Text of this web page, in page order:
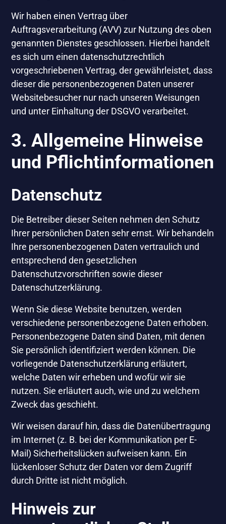
Wir haben einen Vertrag über
Auftragsverarbeitung (AVV) zur Nutzung des oben
genannten Dienstes geschlossen. Hierbei handelt
es sich um einen datenschutzrechtlich
vorgeschriebenen Vertrag, der gewährleistet, dass
dieser die personenbezogenen Daten unserer
Websitebesucher nur nach unseren Weisungen
und unter Einhaltung der DSGVO verarbeitet.
3. Allgemeine Hinweise
und Pflicht­informationen
Datenschutz
Die Betreiber dieser Seiten nehmen den Schutz
Ihrer persönlichen Daten sehr ernst. Wir behandeln
Ihre personenbezogenen Daten vertraulich und
entsprechend den gesetzlichen
Datenschutzvorschriften sowie dieser
Datenschutzerklärung.
Wenn Sie diese Website benutzen, werden
verschiedene personenbezogene Daten erhoben.
Personenbezogene Daten sind Daten, mit denen
Sie persönlich identifiziert werden können. Die
vorliegende Datenschutzerklärung erläutert,
welche Daten wir erheben und wofür wir sie
nutzen. Sie erläutert auch, wie und zu welchem
Zweck das geschieht.
Wir weisen darauf hin, dass die Datenübertragung
im Internet (z. B. bei der Kommunikation per E-
Mail) Sicherheitslücken aufweisen kann. Ein
lückenloser Schutz der Daten vor dem Zugriff
durch Dritte ist nicht möglich.
Hinweis zur